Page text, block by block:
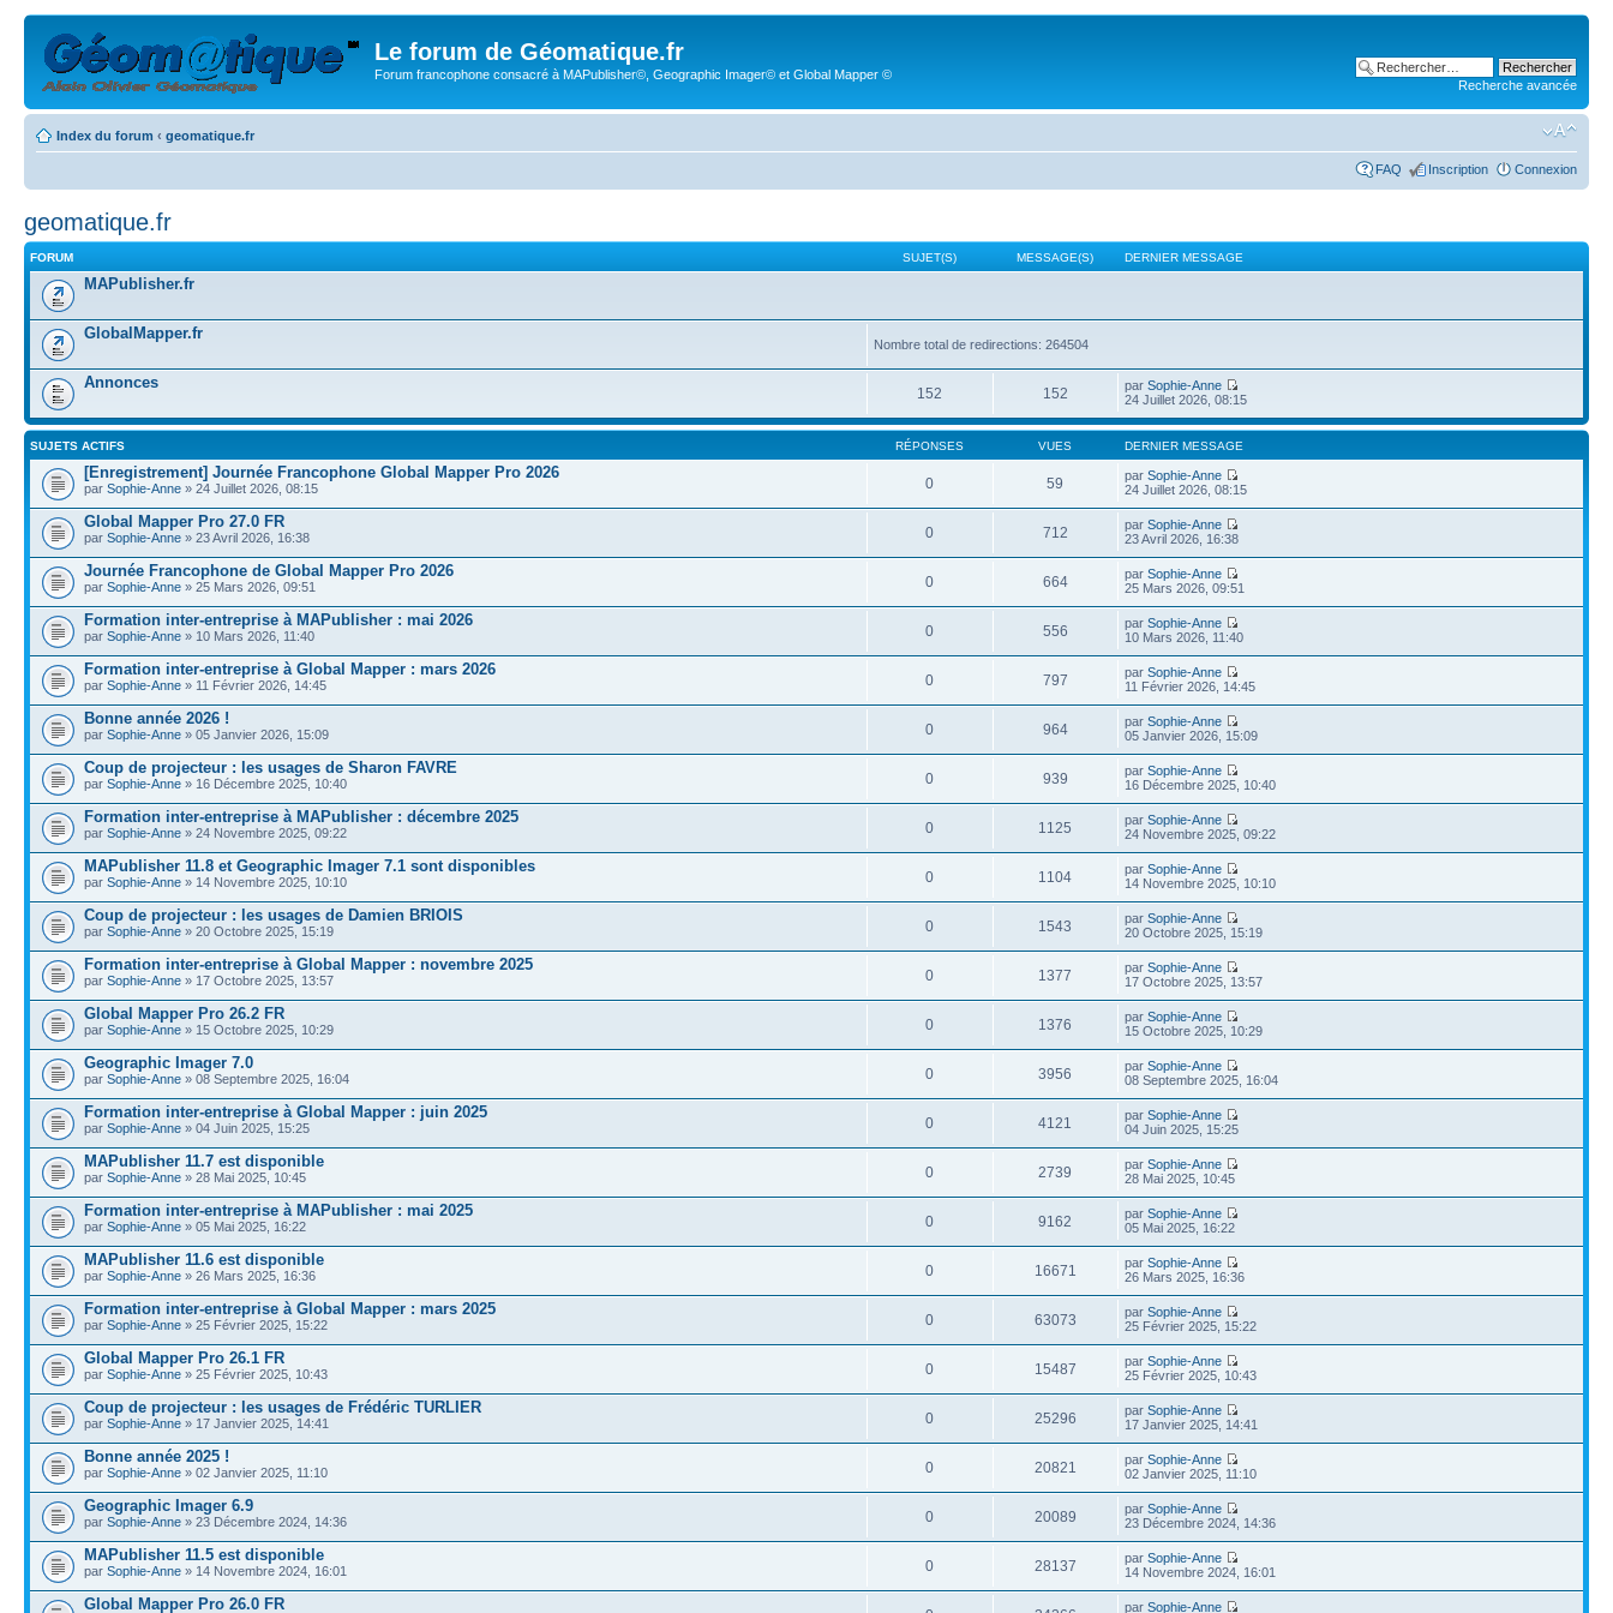
Le forum de Géomatique.fr
Forum francophone consacré à MAPublisher©, Geographic Imager© et Global Mapper ©
Recherche avancée
Index du forum ‹ geomatique.fr
FAQ Inscription Connexion
geomatique.fr
FORUM SUJET(S) MESSAGE(S) DERNIER MESSAGE
MAPublisher.fr
GlobalMapper.fr
Nombre total de redirections: 264504
Annonces
152 152 parSophie-Anne
24 Juillet 2026, 08:15
SUJETS ACTIFS RÉPONSES VUES DERNIER MESSAGE
[Enregistrement] Journée Francophone Global Mapper Pro 2026
par Sophie-Anne » 24 Juillet 2026, 08:15 0 59 parSophie-Anne
24 Juillet 2026, 08:15
Global Mapper Pro 27.0 FR
par Sophie-Anne » 23 Avril 2026, 16:38 0 712 parSophie-Anne
23 Avril 2026, 16:38
Journée Francophone de Global Mapper Pro 2026
par Sophie-Anne » 25 Mars 2026, 09:51 0 664 parSophie-Anne
25 Mars 2026, 09:51
Formation inter-entreprise à MAPublisher : mai 2026
par Sophie-Anne » 10 Mars 2026, 11:40 0 556 parSophie-Anne
10 Mars 2026, 11:40
Formation inter-entreprise à Global Mapper : mars 2026
par Sophie-Anne » 11 Février 2026, 14:45 0 797 parSophie-Anne
11 Février 2026, 14:45
Bonne année 2026 !
par Sophie-Anne » 05 Janvier 2026, 15:09 0 964 parSophie-Anne
05 Janvier 2026, 15:09
Coup de projecteur : les usages de Sharon FAVRE
par Sophie-Anne » 16 Décembre 2025, 10:40 0 939 parSophie-Anne
16 Décembre 2025, 10:40
Formation inter-entreprise à MAPublisher : décembre 2025
par Sophie-Anne » 24 Novembre 2025, 09:22 0 1125 parSophie-Anne
24 Novembre 2025, 09:22
MAPublisher 11.8 et Geographic Imager 7.1 sont disponibles
par Sophie-Anne » 14 Novembre 2025, 10:10 0 1104 parSophie-Anne
14 Novembre 2025, 10:10
Coup de projecteur : les usages de Damien BRIOIS
par Sophie-Anne » 20 Octobre 2025, 15:19 0 1543 parSophie-Anne
20 Octobre 2025, 15:19
Formation inter-entreprise à Global Mapper : novembre 2025
par Sophie-Anne » 17 Octobre 2025, 13:57 0 1377 parSophie-Anne
17 Octobre 2025, 13:57
Global Mapper Pro 26.2 FR
par Sophie-Anne » 15 Octobre 2025, 10:29 0 1376 parSophie-Anne
15 Octobre 2025, 10:29
Geographic Imager 7.0
par Sophie-Anne » 08 Septembre 2025, 16:04 0 3956 parSophie-Anne
08 Septembre 2025, 16:04
Formation inter-entreprise à Global Mapper : juin 2025
par Sophie-Anne » 04 Juin 2025, 15:25 0 4121 parSophie-Anne
04 Juin 2025, 15:25
MAPublisher 11.7 est disponible
par Sophie-Anne » 28 Mai 2025, 10:45 0 2739 parSophie-Anne
28 Mai 2025, 10:45
Formation inter-entreprise à MAPublisher : mai 2025
par Sophie-Anne » 05 Mai 2025, 16:22 0 9162 parSophie-Anne
05 Mai 2025, 16:22
MAPublisher 11.6 est disponible
par Sophie-Anne » 26 Mars 2025, 16:36 0 16671 parSophie-Anne
26 Mars 2025, 16:36
Formation inter-entreprise à Global Mapper : mars 2025
par Sophie-Anne » 25 Février 2025, 15:22 0 63073 parSophie-Anne
25 Février 2025, 15:22
Global Mapper Pro 26.1 FR
par Sophie-Anne » 25 Février 2025, 10:43 0 15487 parSophie-Anne
25 Février 2025, 10:43
Coup de projecteur : les usages de Frédéric TURLIER
par Sophie-Anne » 17 Janvier 2025, 14:41 0 25296 parSophie-Anne
17 Janvier 2025, 14:41
Bonne année 2025 !
par Sophie-Anne » 02 Janvier 2025, 11:10 0 20821 parSophie-Anne
02 Janvier 2025, 11:10
Geographic Imager 6.9
par Sophie-Anne » 23 Décembre 2024, 14:36 0 20089 parSophie-Anne
23 Décembre 2024, 14:36
MAPublisher 11.5 est disponible
par Sophie-Anne » 14 Novembre 2024, 16:01 0 28137 parSophie-Anne
14 Novembre 2024, 16:01
Global Mapper Pro 26.0 FR parSophie-Anne